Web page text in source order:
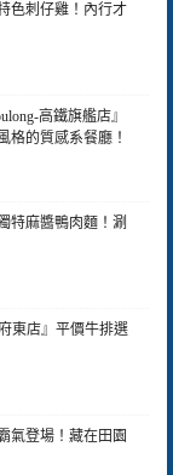
色刺仔雞！內行才
高鐵旗艦店』
格的質感系餐廳！
特麻醬鴨肉麵！涮
東店』平價牛排選
氣登場！藏在田園